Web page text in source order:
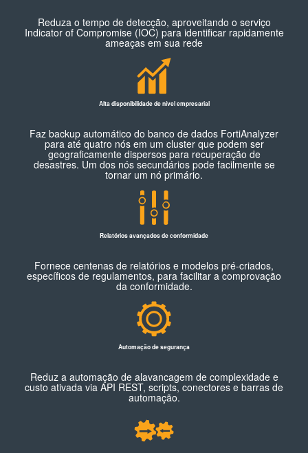
Reduza o tempo de detecção, aproveitando o serviço
Indicator of Compromise (IOC) para identificar rapidamente
ameaças em sua rede
Alta disponibilidade de nível empresarial
Faz backup automático do banco de dados FortiAnalyzer
para até quatro nós em um cluster que podem ser
geograficamente dispersos para recuperação de
desastres. Um dos nós secundários pode facilmente se
tornar um nó primário.
Relatórios avançados de conformidade
Fornece centenas de relatórios e modelos pré-criados,
específicos de regulamentos, para facilitar a comprovação
da conformidade.
Automação de segurança
Reduz a automação de alavancagem de complexidade e
custo ativada via API REST, scripts, conectores e barras de
automação.